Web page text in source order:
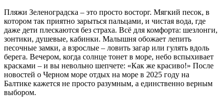
Пляжи Зеленоградска – это просто восторг. Мягкий песок, в
котором так приятно зарыться пальцами, и чистая вода, где
даже дети плескаются без страха. Всё для комфорта: шезлонги,
зонтики, душевые, кабинки. Малышня обожает лепить
песочные замки, а взрослые – ловить загар или гулять вдоль
берега. Вечером, когда солнце тонет в море, небо вспыхивает
красками – и вы невольно шепчете: «Как же красиво!» После
новостей о Черном море отдых на море в 2025 году на
Балтике кажется не просто разумным, а единственно верным
выбором.